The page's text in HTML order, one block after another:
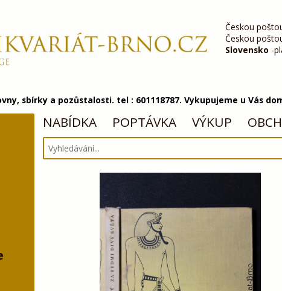
Českou
Českou
Slovensko -
sbírky a pozůstalosti. tel : 601118787. Vykupujeme u Vás
NABÍDKA POPTÁVKA VÝKUP